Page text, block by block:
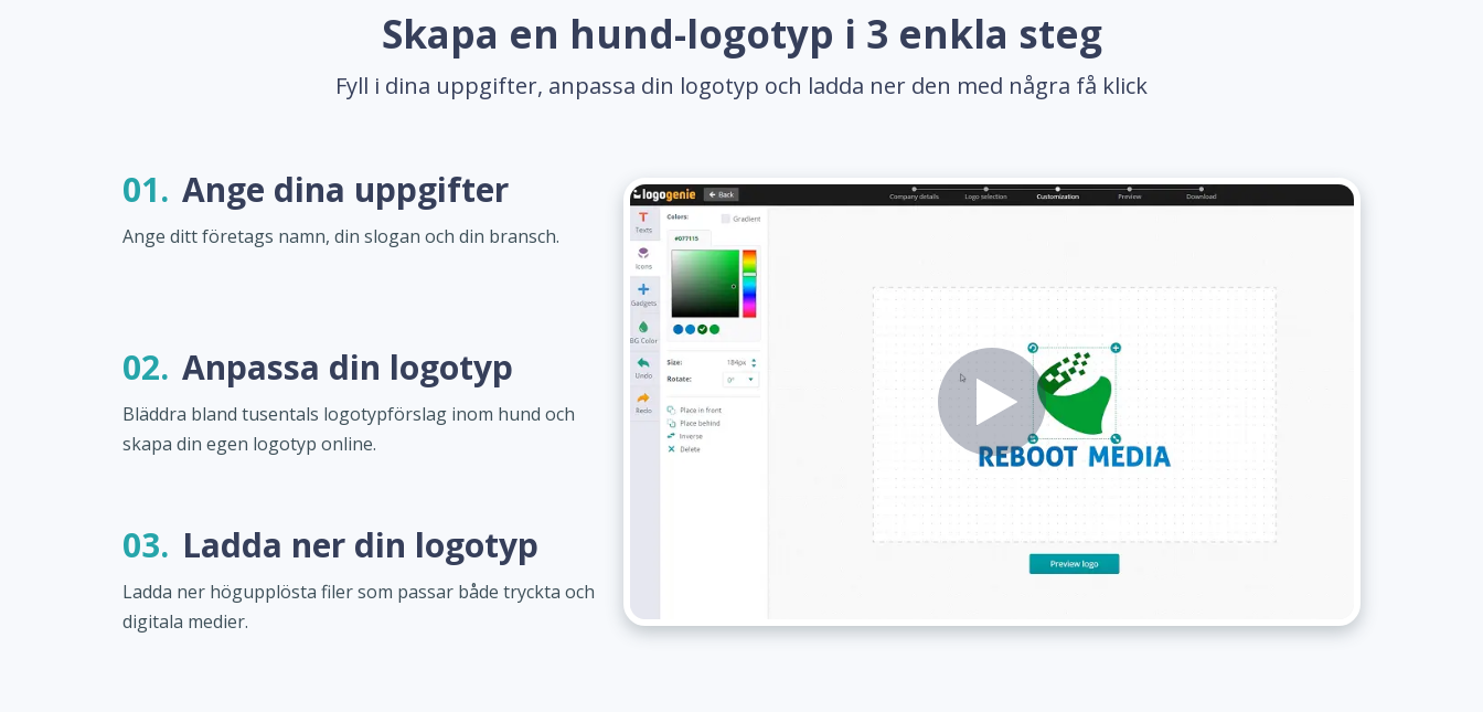
Skapa en hund-logotyp i 3 enkla steg
Fyll i dina uppgifter, anpassa din logotyp och ladda ner den med några få klick
01. Ange dina uppgifter
Ange ditt företags namn, din slogan och din bransch.
02. Anpassa din logotyp
Bläddra bland tusentals logotypförslag inom hund och
skapa din egen logotyp online.
03. Ladda ner din logotyp
Ladda ner högupplösta filer som passar både tryckta och
digitala medier.